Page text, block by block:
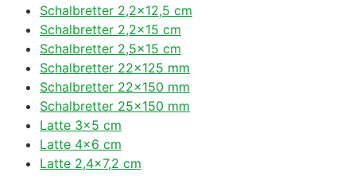
Schalbretter 2,2×12,5 cm
Schalbretter 2,2×15 cm
Schalbretter 2,5×15 cm
Schalbretter 22×125 mm
Schalbretter 22×150 mm
Schalbretter 25×150 mm
Latte 3×5 cm
Latte 4×6 cm
Latte 2,4×7,2 cm